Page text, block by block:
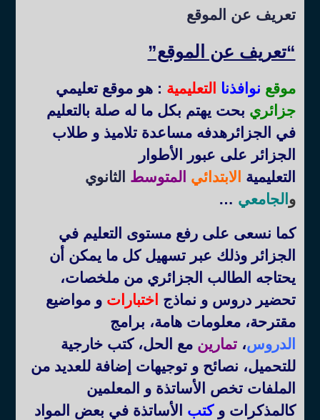
تعريف عن الموقع
“تعريف عن الموقع”
موقع نوافذنا التعليمية : هو موقع تعليمي
جزائري بحت يهتم بكل ما له صلة بالتعليم
في الجزائرهدفه مساعدة تلاميذ و طلاب
الجزائر على عبور الأطوار
التعليمية
الابتدائي المتوسط الثانوي
و الجامعي …
كما نسعى على رفع مستوى التعليم في
الجزائر وذلك عبر تسهيل كل ما يمكن أن
يحتاجه الطالب الجزائري من ملخصات،
تحضير دروس و نماذج اختباراتو مواضيع
مقترحة، معلومات هامة، برامج
الدروس،تمارينمع الحل، كتب خارجية
للتحميل، نصائح و توجيهات إضافة للعديد من
الملفات تخص الأساتذة و المعلمين
كالمذكرات وكتب الأساتذة في بعض المواد